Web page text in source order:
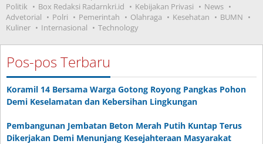
Politik
Box Redaksi Radarnkri.id Kebijakan Privasi
News
Advetorial
Polri Pemerintah Olahraga Kesehatan
BUMN
Kuliner
Internasional Technology
Pos-pos Terbaru
Koramil 14 Bersama Warga Gotong Royong Pangkas Pohon
Demi Keselamatan dan Kebersihan Lingkungan
Pembangunan Jembatan Beton Merah Putih Kuntap Terus
Dikerjakan Demi Menunjang Kesejahteraan Masyarakat